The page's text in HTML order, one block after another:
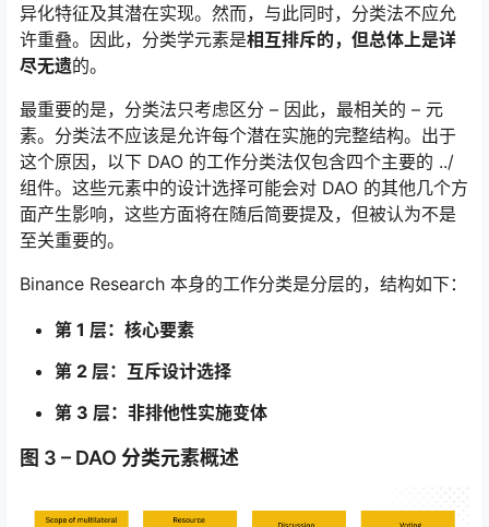
异化特征及其潜在实现。然而，与此同时，分类法不应允
许重叠。因此，分类学元素是相互排斥的，但总体上是详
尽无遗的。
最重要的是，分类法只考虑区分 – 因此，最相关的 – 元
素。分类法不应该是允许每个潜在实施的完整结构。出于
这个原因，以下 DAO 的工作分类法仅包含四个主要的 ../
组件。这些元素中的设计选择可能会对 DAO 的其他几个方
面产生影响，这些方面将在随后简要提及，但被认为不是
至关重要的。
Binance Research 本身的工作分类是分层的，结构如下：
第 1 层：核心要素
第 2 层：互斥设计选择
第 3 层：非排他性实施变体
图 3 – DAO 分类元素概述